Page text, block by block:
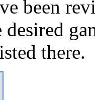
been
desired
there.